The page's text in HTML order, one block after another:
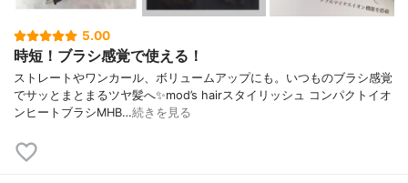
5.00
時短！ブラシ感覚で使える！
ストレートやワンカール、ボリュームアップにも。いつものブラシ感覚
でサッとまとまるツヤ髪へ✨mod’s hairスタイリッシュ コンパクトイオ
ンヒートブラシMHB…続きを見る